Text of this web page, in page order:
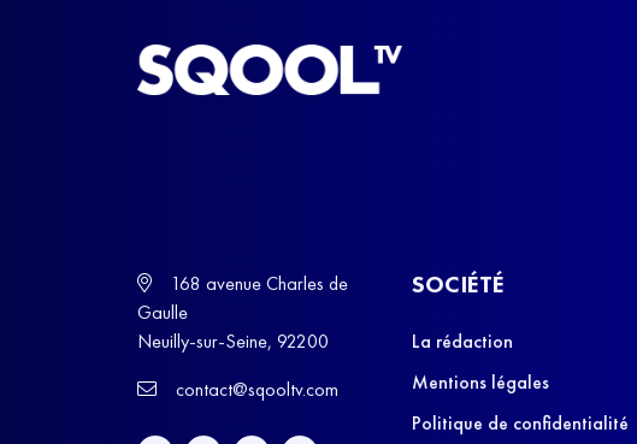
168 avenue Charles de
Gaulle
Neuilly-sur-Seine, 92200
contact@sqooltv.com
SOCIÉTÉ
La rédaction
Mentions légales
Politique de confidentialité